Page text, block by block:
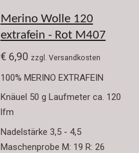
Merino Wolle 120
extrafein - Rot M407
€ 6,90 zzgl. Versandkosten
100% MERINO EXTRAFEIN
Knäuel 50 g Laufmeter ca. 120
lfm
Nadelstärke 3,5 - 4,5
Maschenprobe M: 19 R: 26